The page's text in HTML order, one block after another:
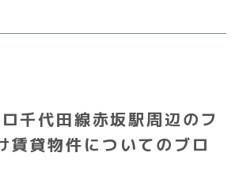
千代田線赤坂駅周辺のフ
賃貸物件についてのブロ